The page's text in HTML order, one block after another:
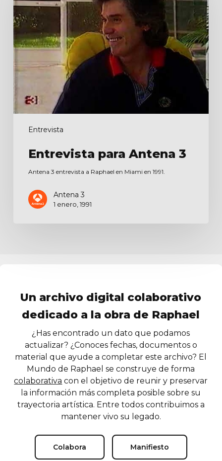
Entrevista
3
Entrevista para Antena 3
Antena 3 entrevista a Raphael en Miami en 1991.
Antena 3
1 enero, 1991
Un archivo digital colaborativo
dedicado a la obra de Raphael
¿Has encontrado un dato que podamos
actualizar? ¿Conoces fechas, documentos o
material que ayude a completar este archivo? El
Mundo de Raphael se construye de forma
colaborativa con el objetivo de reunir y preservar
la información más completa posible sobre su
trayectoria artística. Entre todos contribuimos a
mantener vivo su legado.
Colabora Manifiesto